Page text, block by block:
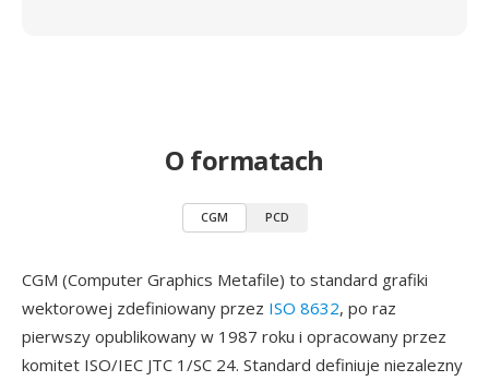
O formatach
CGM PCD
CGM (Computer Graphics Metafile) to standard grafiki
wektorowej zdefiniowany przez ISO 8632, po raz
pierwszy opublikowany w 1987 roku i opracowany przez
komitet ISO/IEC JTC 1/SC 24. Standard definiuje niezalezny